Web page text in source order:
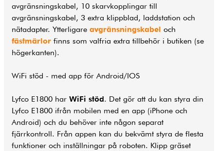
avgränsningskabel, 10 skarvkopplingar till
avgränsningskabel, 3 extra klippblad, laddstation och
nätadapter. Ytterligare avgränsningskabel och
fästmärlor finns som valfria extra tillbehör i butiken (se
högerkanten).
WiFi stöd - med app för Android/IOS
Lyfco E1800 har WiFi stöd. Det gör att du kan styra din
Lyfco E1800 ifrån mobilen med en app (iPhone och
Android) och du behöver inte någon separat
fjärrkontroll. Från appen kan du bekvämt styra de flesta
funktioner och inställningar på roboten. Klipp gräset